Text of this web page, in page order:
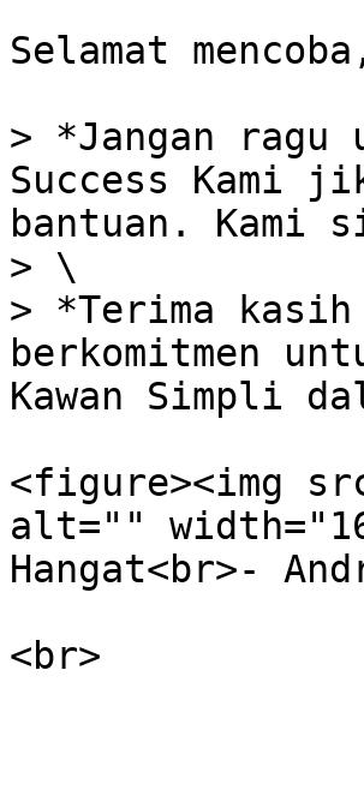
Selamat
> *Jangan ragu
Success Kami
bantuan. Kami
> \
> *Terima kasih
berkomitmen
Kawan Simpli
<figure><img
alt=""
Hangat<br>-